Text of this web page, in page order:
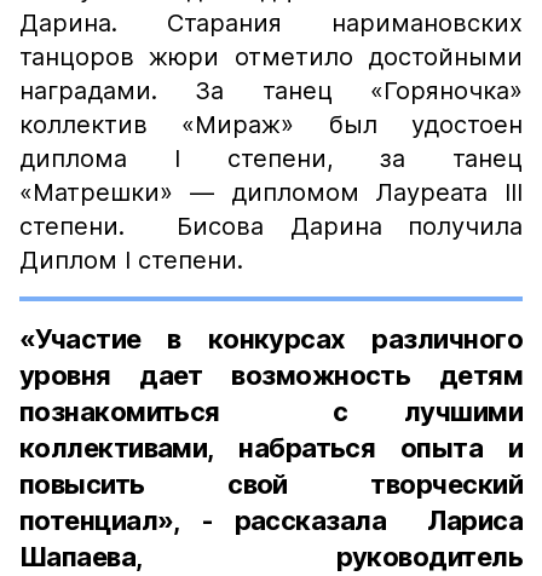
Дарина. Старания наримановских
танцоров жюри отметило достойными
наградами. За танец «Горяночка»
коллектив «Мираж» был удостоен
диплома I степени, за танец
«Матрешки» — дипломом Лауреата III
степени. Бисова Дарина получила
Диплом I степени.
«Участие в конкурсах различного
уровня дает возможность детям
познакомиться с лучшими
коллективами, набраться опыта и
повысить свой творческий
потенциал», - рассказала Лариса
Шапаева, руководитель